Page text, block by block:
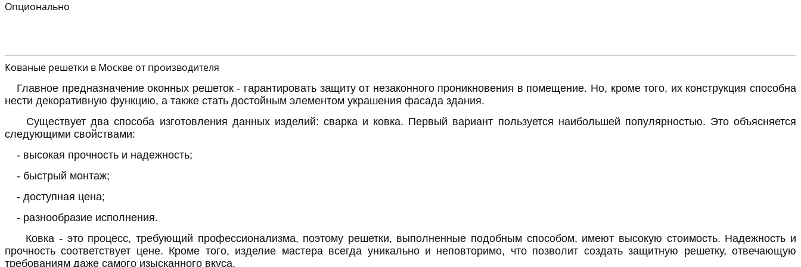
Опционально
Кованые решетки в Москве от производителя
Главное предназначение оконных решеток - гарантировать защиту от незаконного проникновения в помещение. Но, кроме того, их конструкция способна
нести декоративную функцию, а также стать достойным элементом украшения фасада здания.
Существует два способа изготовления данных изделий: сварка и ковка. Первый вариант пользуется наибольшей популярностью. Это объясняется
следующими свойствами:
- высокая прочность и надежность;
- быстрый монтаж;
- доступная цена;
- разнообразие исполнения.
Ковка - это процесс, требующий профессионализма, поэтому решетки, выполненные подобным способом, имеют высокую стоимость. Надежность и
прочность соответствует цене. Кроме того, изделие мастера всегда уникально и неповторимо, что позволит создать защитную решетку, отвечающую
требованиям даже самого изысканного вкуса.